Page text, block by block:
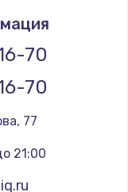
70
70
77
21:00